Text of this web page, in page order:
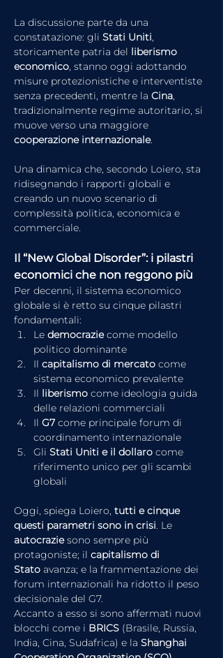
La discussione parte da una
constatazione: gli Stati Uniti
storicamente patria del liberismo
economico , stanno oggi adottando
misure protezionistiche e interventiste
senza precedenti, mentre la Cina
tradizionalmente regime autoritario, si
muove verso una maggiore
cooperazione internazionale.
Una dinamica che, secondo Loiero, sta
ridisegnando i rapporti globali e
creando un nuovo scenario di
complessità politica, economica e
commerciale.
Il “New Global Disorder”: i pilastri
economici che non reggono più
Per decenni, il sistema economico
globale si è retto su cinque pilastri
fondamentali:
Le democrazie come modello
politico dominante
Il capitalismo di mercato come
sistema economico prevalente
Il liberismo come ideologia guida
delle relazioni commerciali
Il G7 come principale forum di
coordinamento internazionale
Gli Stati Uniti e il dollaro come
riferimento unico per gli scambi
globali
Oggi, spiega Loiero, tutti e cinque
questi parametri sono in crisi . Le
autocrazie sono sempre più
protagoniste; il capitalismo di
Stato avanza; e la frammentazione dei
forum internazionali ha ridotto il peso
decisionale del G7.
Accanto a esso si sono affermati nuovi
blocchi come i BRICS (Brasile, Russia,
India, Cina, Sudafrica) e la Shanghai